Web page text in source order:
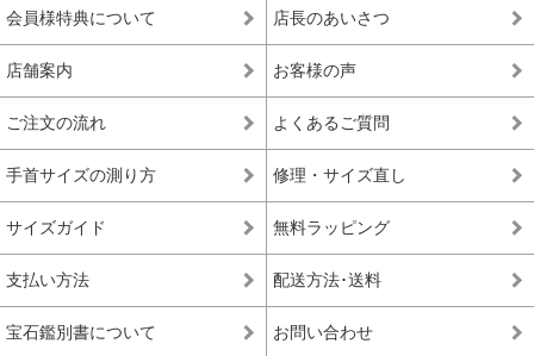
会員様特典について 店長のあいさつ
店舗案内 お客様の声
ご注文の流れ よくあるご質問
手首サイズの測り方 修理・サイズ直し
サイズガイド 無料ラッピング
支払い方法 配送方法･送料
宝石鑑別書について お問い合わせ